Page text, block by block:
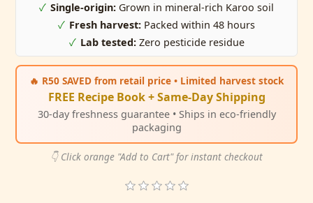
✓ Single-origin: Grown in mineral-rich Karoo soil
✓ Fresh harvest: Packed within 48 hours
✓ Lab tested:Zero pesticide residue
🔥 R50 SAVED from retail price • Limited harvest stock
FREE Recipe Book + Same-Day Shipping
30-day freshness guarantee • Ships in eco-friendly
packaging
👇 Click orange "Add to Cart" for instant checkout